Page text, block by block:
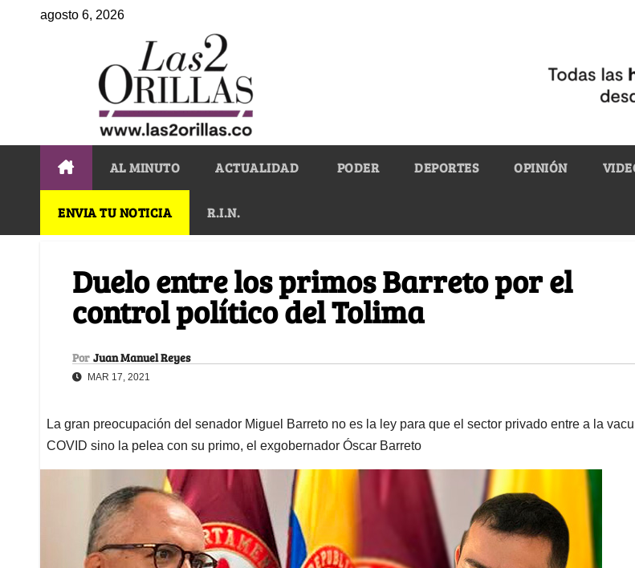
agosto 6, 2026
AL MINUTO ACTUALIDAD PODER DEPORTES OPINIÓN
ENVIA TU NOTICIA R.I.N.
Duelo entre los primos Barreto por el
control político del Tolima
Por Juan Manuel Reyes
MAR 17, 2021
La gran preocupación del senador Miguel Barreto no es la ley para que el sector privado entre a la
COVID sino la pelea con su primo, el exgobernador Óscar Barreto